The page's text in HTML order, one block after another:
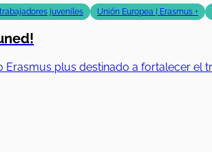
trabajadores juveniles Unión Europea | Erasmus +
Erasmus plus destinado a fortalecer el